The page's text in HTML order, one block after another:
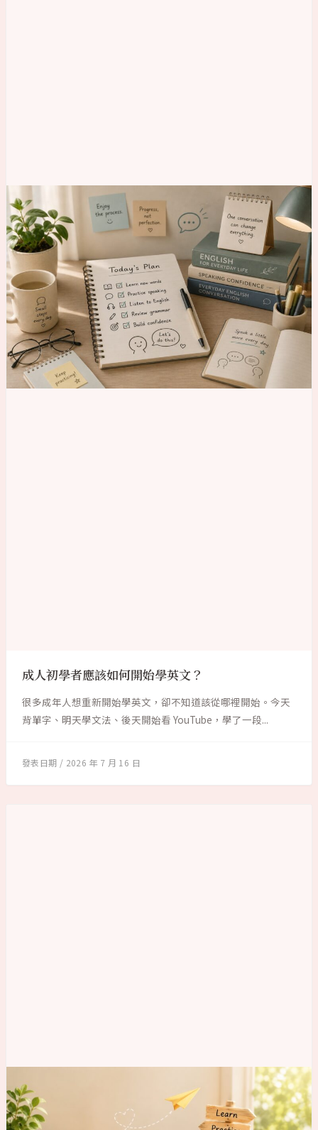
成人初學者應該如何開始學英文？
很多成年人想重新開始學英文，卻不知道該從哪裡開始。今天
背單字、明天學文法、後天開始看 YouTube，學了一段...
2026 年 7 月 16 日